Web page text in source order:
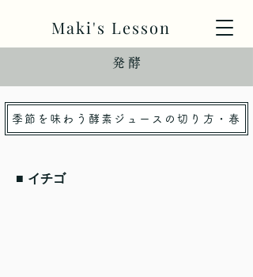
Maki's Lesson
発 酵
季節を味わう酵素ジュースの切り方・春
■ イチゴ